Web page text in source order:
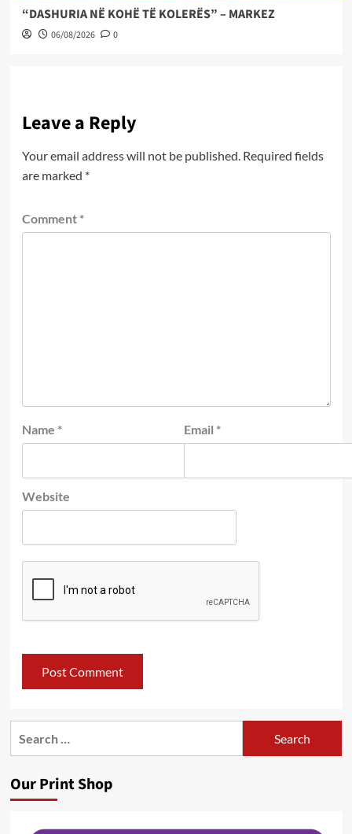
“DASHURIA NË KOHË TË KOLERËS” – MARKEZ
06/08/2026 0
Leave a Reply
Your email address will not be published. Required fields
are marked *
Comment *
Name * Email *
Website
Our Print Shop